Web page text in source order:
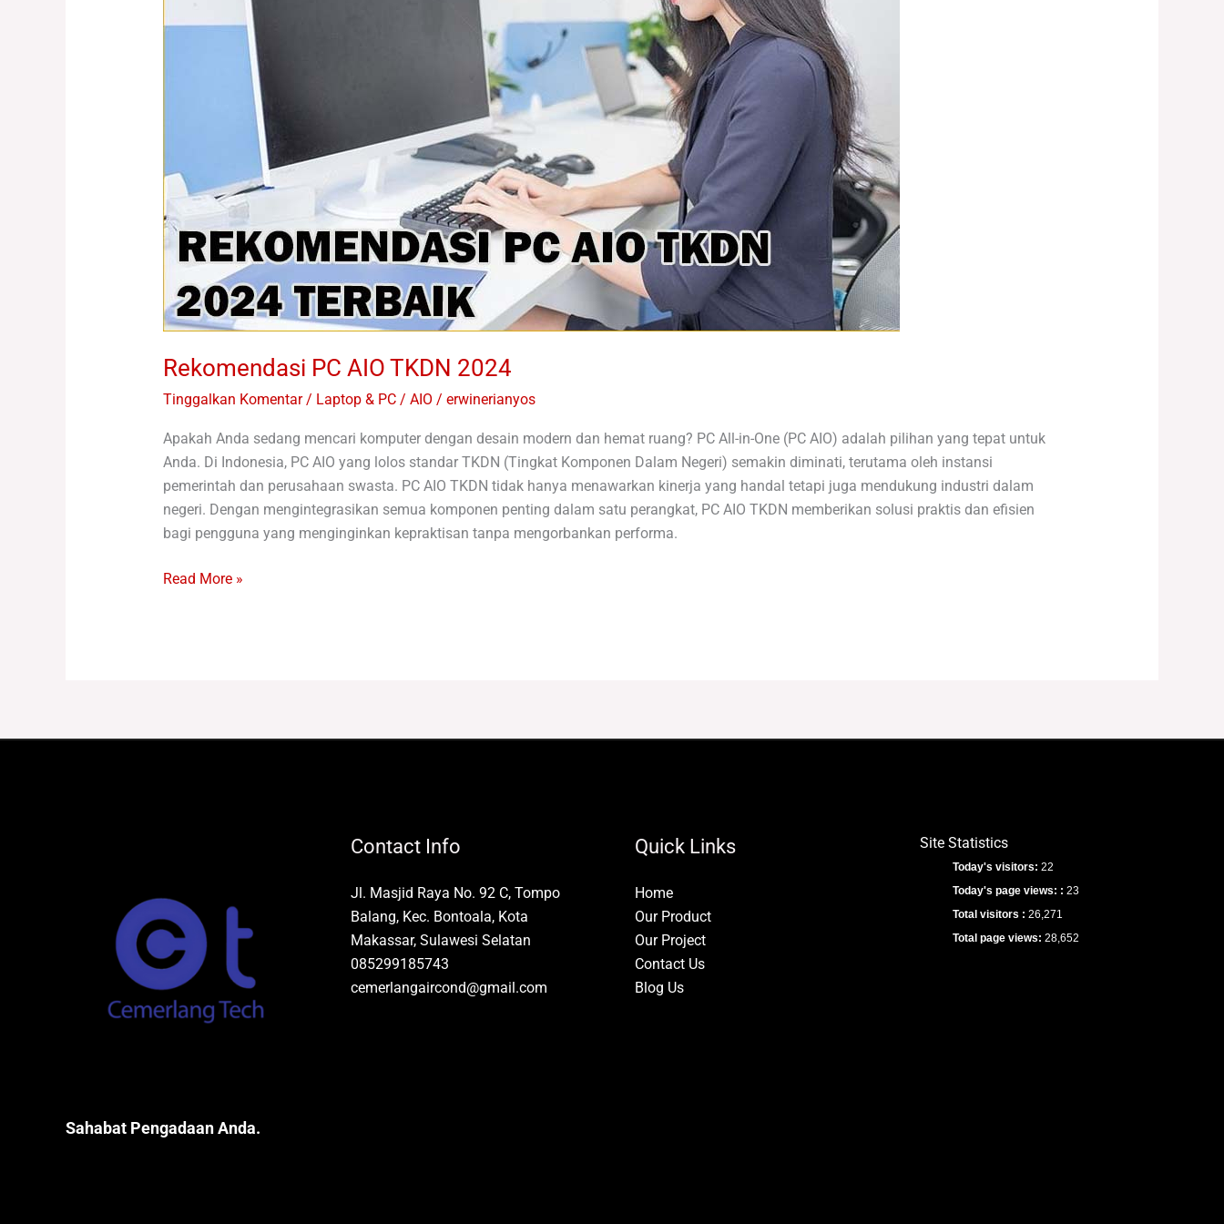
Rekomendasi PC AIO TKDN 2024
Tinggalkan Komentar / Laptop & PC / AIO / erwinerianyos
Apakah Anda sedang mencari komputer dengan desain modern dan hemat ruang? PC All-in-One (PC AIO) adalah pilihan yang tepat untuk
Anda. Di Indonesia, PC AIO yang lolos standar TKDN (Tingkat Komponen Dalam Negeri) semakin diminati, terutama oleh instansi
pemerintah dan perusahaan swasta. PC AIO TKDN tidak hanya menawarkan kinerja yang handal tetapi juga mendukung industri dalam
negeri. Dengan mengintegrasikan semua komponen penting dalam satu perangkat, PC AIO TKDN memberikan solusi praktis dan efisien
bagi pengguna yang menginginkan kepraktisan tanpa mengorbankan performa.
Read More »
Sahabat Pengadaan Anda.
Contact Info
Jl. Masjid Raya No. 92 C, Tompo
Balang, Kec. Bontoala, Kota
Makassar, Sulawesi Selatan
085299185743
cemerlangaircond@gmail.com
Quick Links
Home
Our Product
Our Project
Contact Us
Blog Us
Site Statistics
Today's visitors: 22
Today's page views: : 23
Total visitors : 26,271
Total page views: 28,652